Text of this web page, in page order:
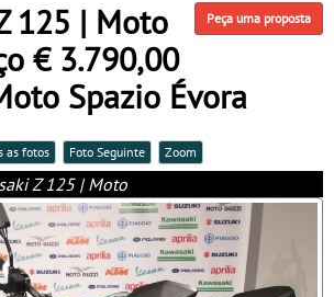
Peça uma proposta
125 | Moto
€ 3.790,00
Spazio Évora
as fotos Foto Seguinte Zoom
Z 125 | Moto